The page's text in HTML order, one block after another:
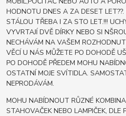
HODNOTU DNES A ZA DESET LET??.
STÁLOU TŘEBA I ZA STO LET.!!!
VYVRTAJÍ DVĚ DÍRKY NEBO SI
NECHÁVÁM NA VAŠEM
VĚCÍ U NÁS MŮŽETE PO DOHODĚ
PO DOHODĚ PŘEDEM MOHU
OSTATNÍ MOJE SVÍTIDLA.
NEPRODÁVÁM.
MOHU NABÍDNOUT RŮZNÉ
STAHOVAČEK NEBO LAMPIČEK, DLE